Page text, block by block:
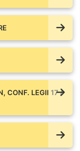
CONF. LEGII 17 /